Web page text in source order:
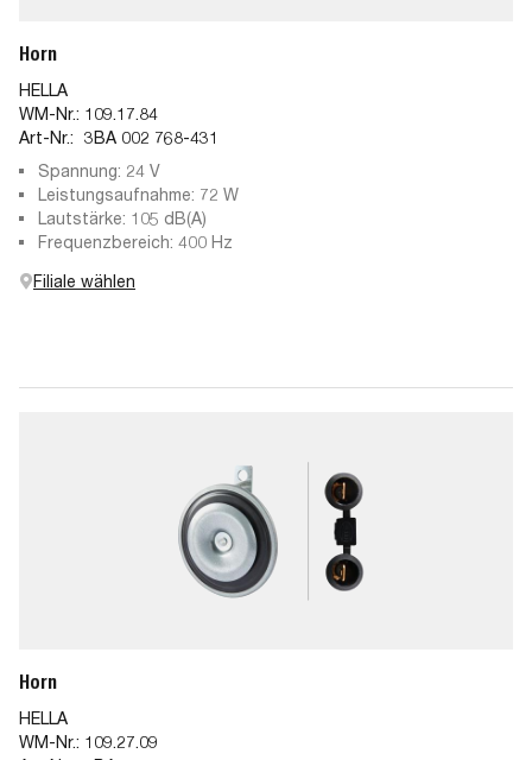
Horn
HELLA
WM-Nr.: 109.17.84
Art-Nr.: 3BA 002 768-431
Spannung: 24 V
Leistungsaufnahme: 72 W
Lautstärke: 105 dB(A)
Frequenzbereich: 400 Hz
Filiale wählen
Horn
HELLA
WM-Nr.: 109.27.09